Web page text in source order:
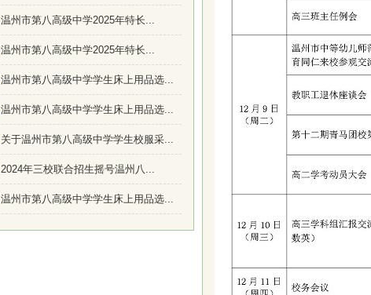
温州市第八高级中学2025年特长...
温州市第八高级中学2025年特长...
温州市第八高级中学学生床上用品选...
温州市第八高级中学学生床上用品选...
关于温州市第八高级中学学生校服采...
2024年三校联合招生摇号温州八...
温州市第八高级中学学生床上用品选...